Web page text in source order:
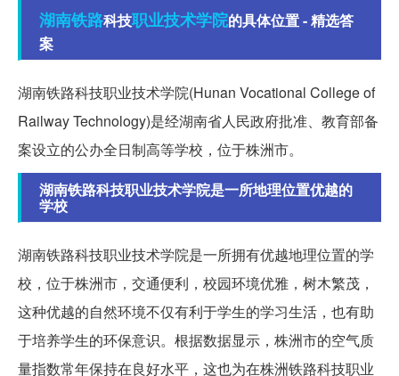
湖南铁路科技职业技术学院的具体位置 - 精选答
案
湖南铁路科技职业技术学院(Hunan Vocational College of
Railway Technology)是经湖南省人民政府批准、教育部备
案设立的公办全日制高等学校，位于株洲市。
湖南铁路科技职业技术学院是一所地理位置优越的
学校
湖南铁路科技职业技术学院是一所拥有优越地理位置的学
校，位于株洲市，交通便利，校园环境优雅，树木繁茂，
这种优越的自然环境不仅有利于学生的学习生活，也有助
于培养学生的环保意识。根据数据显示，株洲市的空气质
量指数常年保持在良好水平，这也为在株洲铁路科技职业